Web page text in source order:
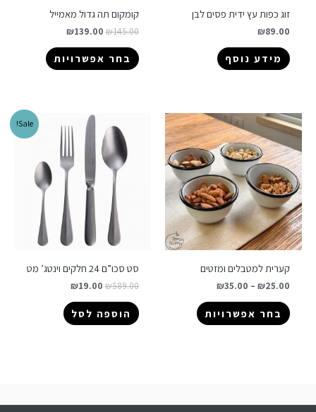
זוג כפות עץ ידית פסים לבן
₪89.00
מידע נוסף
קומקום תה גדול מאמייל
₪145.00
₪139.00
בחר אפשרויות
קערית למטבלים ומזטים
₪25.00
–
₪35.00
בחר אפשרויות
Sale!
סט סכו”ם 24 חלקים וינטג’ מט
₪589.00
₪19.00
הוספה לסל